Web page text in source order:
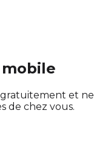
et ne
de chez vous.